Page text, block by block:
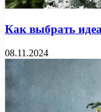
Как выбрать
08.11.2024